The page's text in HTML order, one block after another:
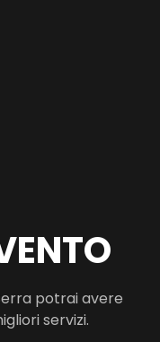
potrai avere
servizi.